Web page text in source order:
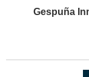
Gespuña